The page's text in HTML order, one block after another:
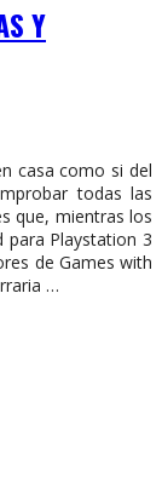
Y
casa como si del
todas las
que, mientras los
para Playstation 3
de Games with
…